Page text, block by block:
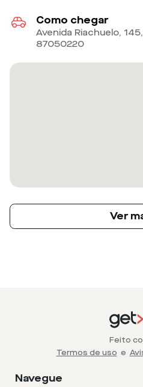
Como chegar
Avenida Riachuelo,
87050220
Ver
Feito
Termos de uso e
Navegue